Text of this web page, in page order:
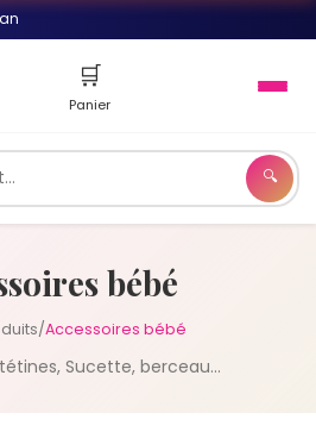
🛒
Panier
🔍
bébé
/Accessoires bébé
Sucette, berceau...